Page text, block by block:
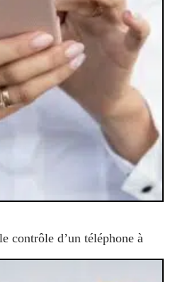
contrôle d’un téléphone à